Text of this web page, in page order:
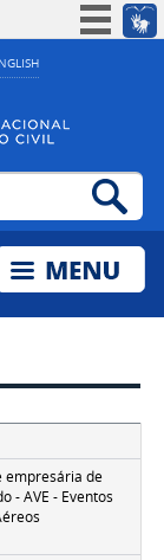
empresária de
- AVE - Eventos